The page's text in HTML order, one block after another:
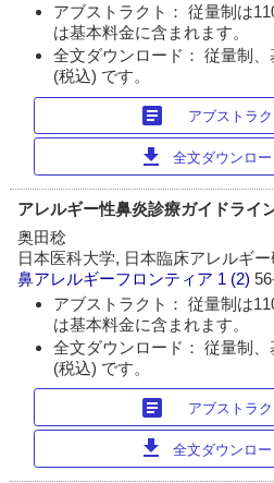
アブストラクト： 従量制は
は基本料金に含まれます。
全文ダウンロード： 従量制
(税込) です。
article アブストラ
download 全文ダウンロ
アレルギー性鼻炎診療ガイドライ
奥田稔
日本医科大学, 日本臨床アレルギ
鼻アレルギーフロンティア 1 (2)
アブストラクト： 従量制は
は基本料金に含まれます。
全文ダウンロード： 従量制
(税込) です。
article アブストラ
download 全文ダウンロ